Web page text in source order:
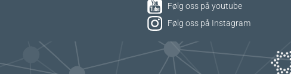
Følg oss på youtube
Følg oss på Instagram